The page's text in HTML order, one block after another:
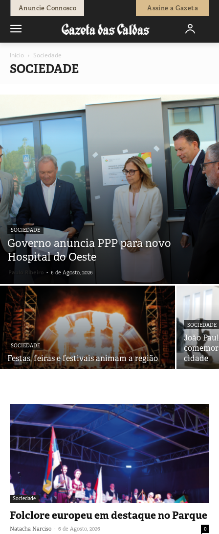
Anuncie Connosco Assine a Gazeta
Início Sociedade
SOCIEDADE
SOCIEDADE
Governo anuncia PPP para novo
Hospital do Oeste
Paulo Ribeiro - 6 de Agosto, 2026
SOCIEDADE
Festas, feiras e festivais animam a região
SOCIEDADE
João
cidade
Sociedade
Folclore europeu em destaque no Parque
Natacha Narciso - 6 de Agosto, 2026 0